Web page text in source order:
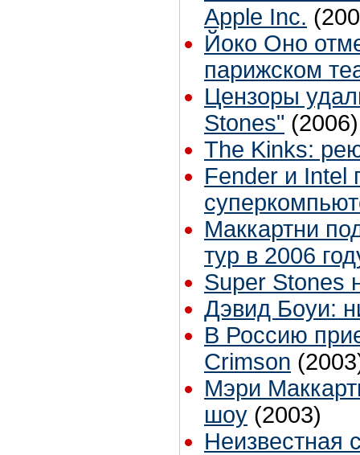
Apple Inc.
Йоко Оно
парижском
Цензоры
Stones" (2006)
The Kinks:
Fender и Intel
Маккартни
тур в 2006
Super Stones
Дэвид Боуи:
В Россию
Crimson
Мэри
шоу (2003)
Неизвестная